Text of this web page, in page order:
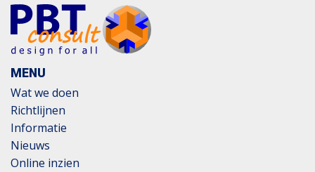
MENU
Wat we doen
Richtlijnen
Informatie
Nieuws
Online inzien